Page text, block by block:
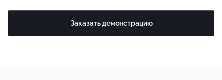
Заказать демонстрацию